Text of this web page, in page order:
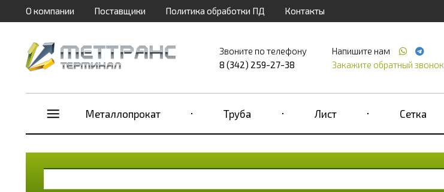
О компании Поставщики Политика обработки ПД Контакты
Звоните по телефону
8 (342) 259-27-38
Напишите нам
Закажите обратный звонок
Металлопрокат Труба Лист Сетка